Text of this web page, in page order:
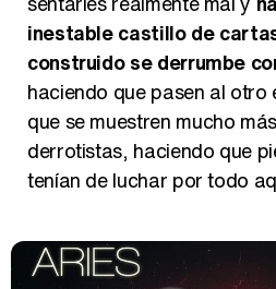
inestable castillo de
construido se derrumbe
haciendo que pasen al otro
que se muestren mucho
derrotistas, haciendo que
tenían de luchar por todo